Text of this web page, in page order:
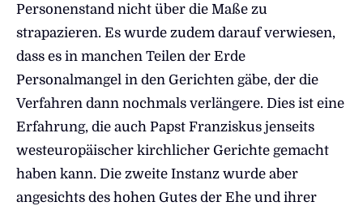
Personenstand nicht über die Maße zu
strapazieren. Es wurde zudem darauf verwiesen,
dass es in manchen Teilen der Erde
Personalmangel in den Gerichten gäbe, der die
Verfahren dann nochmals verlängere. Dies ist eine
Erfahrung, die auch Papst Franziskus jenseits
westeuropäischer kirchlicher Gerichte gemacht
haben kann. Die zweite Instanz wurde aber
angesichts des hohen Gutes der Ehe und ihrer